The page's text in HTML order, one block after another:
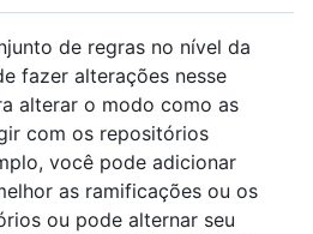
de regras no nível da
fazer alterações nesse
alterar o modo como as
com os repositórios
você pode adicionar
as ramificações ou os
ou pode alternar seu